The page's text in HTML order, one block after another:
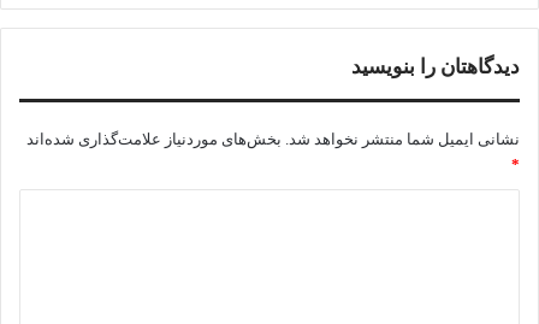
دیدگاهتان را بنویسید
نشانی ایمیل شما منتشر نخواهد شد. بخش‌های موردنیاز علامت‌گذاری شده‌اند
*